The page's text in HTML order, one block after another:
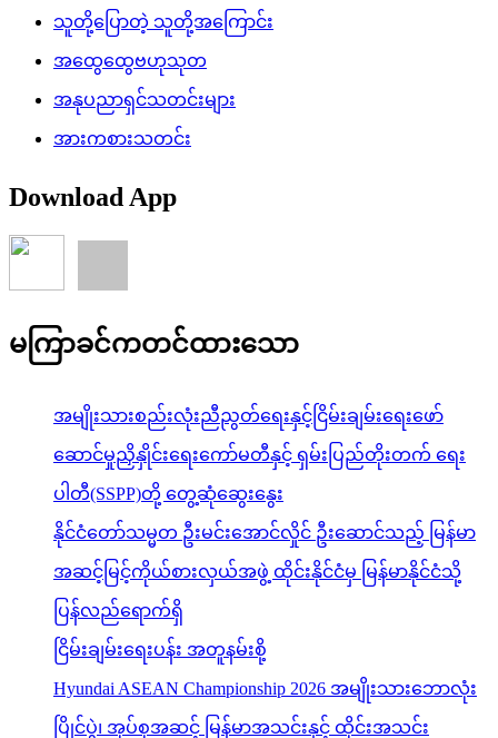
သူတို့ပြောတဲ့ သူတို့အကြောင်း
အထွေထွေဗဟုသုတ
အနုပညာရှင်သတင်းများ
အားကစားသတင်း
Download App
မကြာခင်ကတင်ထားသော
အမျိုးသားစည်းလုံးညီညွတ်ရေးနှင့်ငြိမ်းချမ်းရေးဖော်
ဆောင်မှုညှိနှိုင်းရေးကော်မတီနှင့် ရှမ်းပြည်တိုးတက် ရေး
ပါတီ(SSPP)တို့ တွေ့ဆုံဆွေးနွေး
နိုင်ငံတော်သမ္မတ ဦးမင်းအောင်လှိုင် ဦးဆောင်သည့် မြန်မာ
အဆင့်မြင့်ကိုယ်စားလှယ်အဖွဲ့ ထိုင်းနိုင်ငံမှ မြန်မာနိုင်ငံသို့
ပြန်လည်ရောက်ရှိ
ငြိမ်းချမ်းရေးပန်း အတူနမ်းစို့
Hyundai ASEAN Championship 2026 အမျိုးသားဘောလုံး
ပြိုင်ပွဲ၊ အုပ်စုအဆင့် မြန်မာအသင်းနှင့် ထိုင်းအသင်း